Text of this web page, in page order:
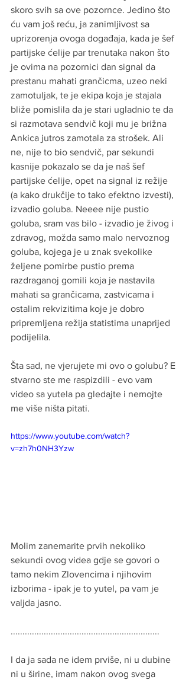
skoro svih sa ove pozornce. Jedino što
ću vam još reću, ja zanimljivost sa
uprizorenja ovoga događaja, kada je šef
partijske ćelije par trenutaka nakon što
je ovima na pozornici dan signal da
prestanu mahati grančicma, uzeo neki
zamotuljak, te je ekipa koja je stajala
bliže pomislila da je stari ugladnio te da
si razmotava sendvič koji mu je brižna
Ankica jutros zamotala za strošek. Ali
ne, nije to bio sendvič, par sekundi
kasnije pokazalo se da je naš šef
partijske ćelije, opet na signal iz režije
(a kako drukčije to tako efektno izvesti),
izvadio goluba. Neeee nije pustio
goluba, sram vas bilo - izvadio je živog i
zdravog, možda samo malo nervoznog
goluba, kojega je u znak svekolike
željene pomirbe pustio prema
razdraganoj gomili koja je nastavila
mahati sa grančicama, zastvicama i
ostalim rekvizitima koje je dobro
pripremljena režija statistima unaprijed
podijelila.
Šta sad, ne vjerujete mi ovo o golubu? E
stvarno ste me raspizdili - evo vam
video sa yutela pa gledajte i nemojte
me više ništa pitati.
https://www.youtube.com/watch?
v=zh7h0NH3Yzw
Molim zanemarite prvih nekoliko
sekundi ovog videa gdje se govori o
tamo nekim Zlovencima i njihovim
izborima - ipak je to yutel, pa vam je
valjda jasno.
...............................................................
I da ja sada ne idem prviše, ni u dubine
ni u širine, imam nakon ovog svega